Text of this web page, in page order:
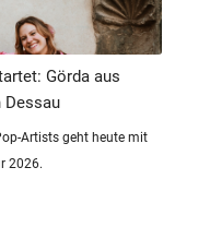
Görda aus
Dessau
Artists geht heute mit
2026.